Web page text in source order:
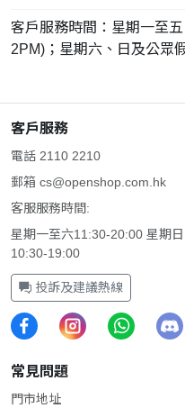
客戶服務時間：星期一至
2PM)；星期六、日及公眾
客戶服務
電話 2110 2210
郵箱 cs@openshop.com.hk
客服服務時間:
星期一至六11:30-20:00 星期日
10:30-19:00
投訴及建議熱線
常見問題
門市地址